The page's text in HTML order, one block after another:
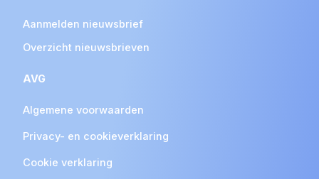
Aanmelden nieuwsbrief
Overzicht nieuwsbrieven
AVG
Algemene voorwaarden
Privacy- en cookieverklaring
Cookie verklaring